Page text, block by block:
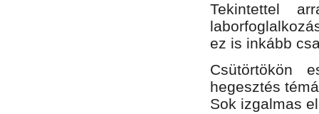
Tekintettel
ez is inkább
Csütörtökön
hegesztés
Sok izgalmas